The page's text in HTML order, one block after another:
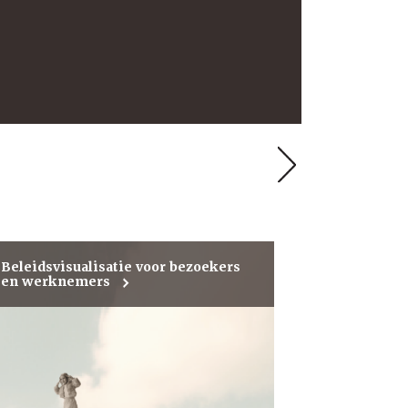
Next
Project
Beleidsvisualisatie voor bezoekers
en werknemers